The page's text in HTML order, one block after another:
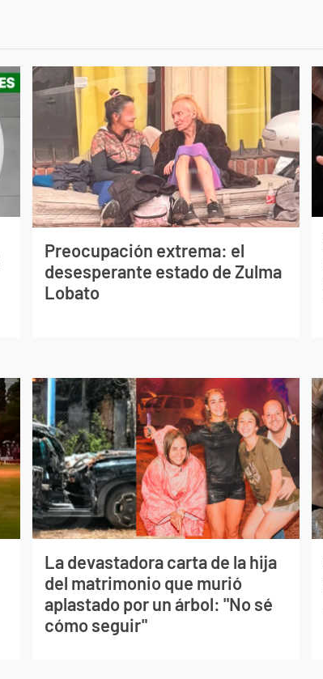
Preocupación extrema: el
desesperante estado de Zulma
Lobato
La devastadora carta de la hija
del matrimonio que murió
aplastado por un árbol: "No sé
cómo seguir"